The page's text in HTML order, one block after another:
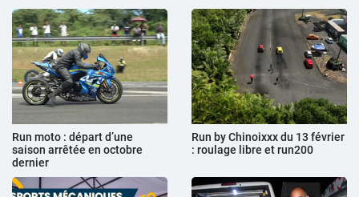
Run moto : départ d’une
saison arrêtée en octobre
dernier
Run by Chinoixxx du 13 février
: roulage libre et run200